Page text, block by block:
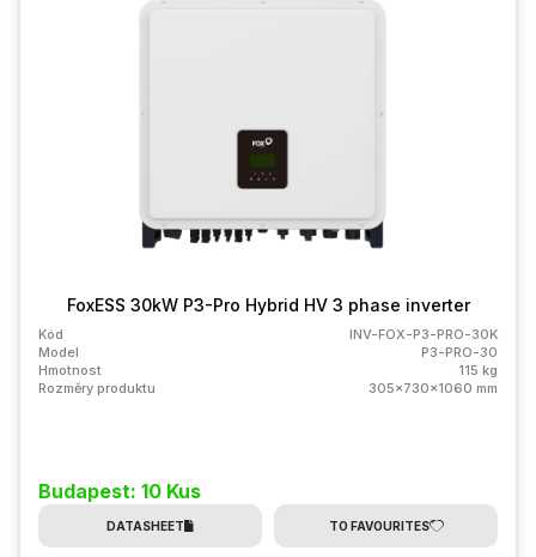
FoxESS 30kW P3-Pro Hybrid HV 3 phase inverter
Kód
INV-FOX-P3-PRO-30K
Model
P3-PRO-30
Hmotnost
115 kg
Rozměry produktu
305x730x1060 mm
Budapest: 10 Kus
DATASHEET TO FAVOURITES